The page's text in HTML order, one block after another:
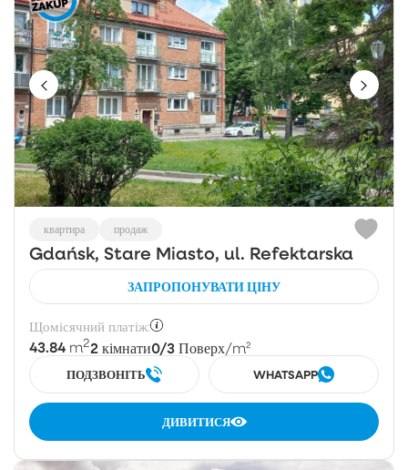
квартира продаж
Gdańsk, Stare Miasto, ul. Refektarska
ЗАПРОПОНУВАТИ ЦІНУ
Щомісячний платіж:
43.84 m22 кімнати0/3 Поверх/m²
ПОДЗВОНІТЬ WHATSAPP
ДИВИТИСЯ